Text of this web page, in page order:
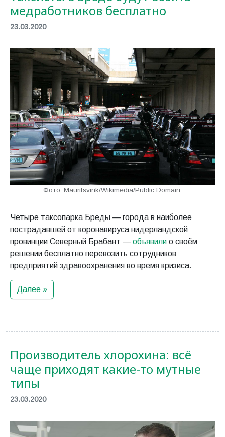
медработников бесплатно
23.03.2020
Фото: Mauritsvink/Wikimedia/Public Domain.
Четыре таксопарка Бреды — города в наиболее
пострадавшей от коронавируса нидерландской
провинции Северный Брабант — объявили о своём
решении бесплатно перевозить сотрудников
предприятий здравоохранения во время кризиса.
Далее »
Производитель хлорохина: всё
чаще приходят какие-то мутные
типы
23.03.2020